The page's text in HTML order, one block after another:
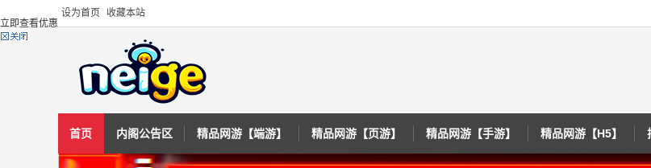
设为首页 收藏本站
首页 内阁公告区 精品网游【端游】 精品网游【页游】 精品网游【手游】 精品网游【H5】
立即查看优惠